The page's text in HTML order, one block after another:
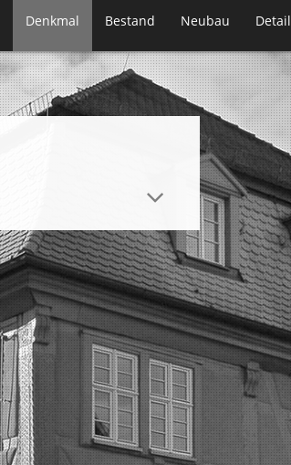
Denkmal Bestand Neubau Detail